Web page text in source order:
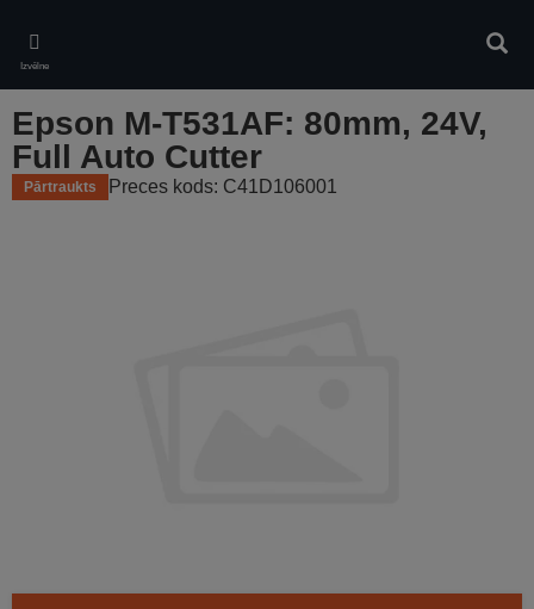
main
content
Izvēlne
Epson M-T531AF: 80mm, 24V,
Full Auto Cutter
Pārtraukts Preces kods: C41D106001